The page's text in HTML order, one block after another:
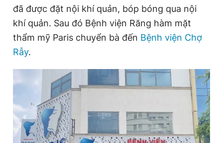
Theo dõi báo trên
0908 780 404
Quảng cáo Chính sách bảo
Tổng biên tập: Nguyễn Ngọc Toàn
Phó tổng biên tập thường trực: Hải Thành
Phó tổng biên tập: Lâm Hiếu Dũng
đã được đặt nội khí quản, bóp bóng qua nội
khí quản. Sau đó Bệnh viện Răng hàm mặt
thẩm mỹ Paris chuyển bà đến Bệnh viện Chợ
Rẫy.